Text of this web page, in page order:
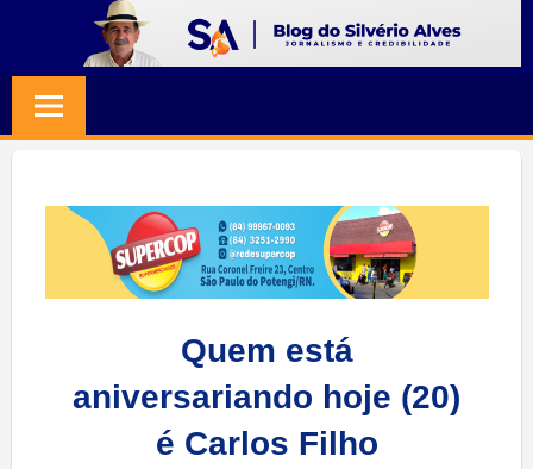
content
SILVERIO
ALVES
Jornalismo
Credibilidade
Quem está
aniversariando hoje (20)
é Carlos Filho